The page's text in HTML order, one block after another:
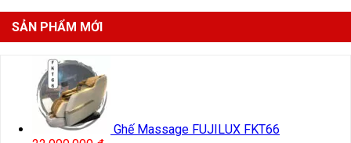
SẢN PHẨM MỚI
Ghế Massage FUJILUX FKT66